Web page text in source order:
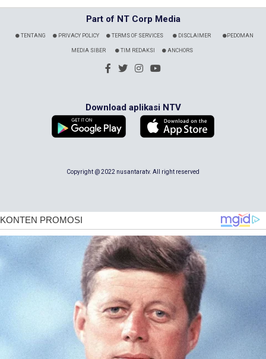
Part of NT Corp Media
TENTANG PRIVACY POLICY TERMS OF SERVICES DISCLAIMER PEDOMAN
MEDIA SIBER TIM REDAKSI ANCHORS
Download aplikasi NTV
Copyright @ 2022 nusantaratv. All right reserved